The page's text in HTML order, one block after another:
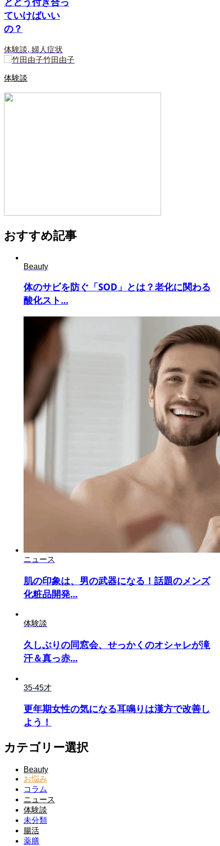
ていけばいい
の？
体験談, 婦人症状
竹田由子
体験談
おすすめ記事
Beauty
体のサビを防ぐ「SOD」とは？老化に関わる
酸化スト...
ニュース
肌の印象は、男の武器になる！話題のメンズ
化粧品開発...
体験談
久しぶりの同窓会、せっかくのオシャレが滝
汗＆真っ赤...
35-45才
更年期女性の気になる耳鳴りは漢方で改善し
よう！
カテゴリー選択
Beauty
お悩み
コラム
ニュース
体験談
未分類
腸活
薬膳